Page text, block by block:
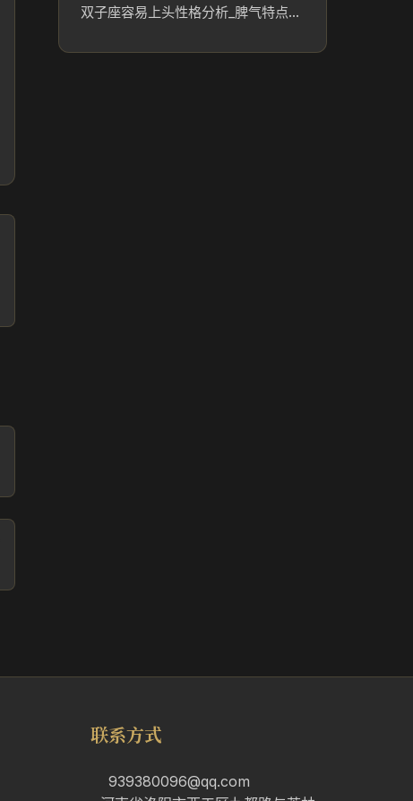
双子座容易上头性格分析_脾气特点解析
联系方式
939380096@qq.com